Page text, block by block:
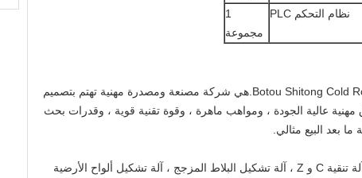
نظام التحكم PLC
1
مجموعة
هي شركة مصنعة ومصدرة مهنية تهتم بتصميم
مهنية عالية الجودة ، ومواهب ماهرة ، وقوة تقنية قوية ، وقدرات بحث
بعد البيع مثالي.
الشركة متخصصة في تصنيع آلات تشكيل الفولاذ الملون ، آلة تنقية C و Z ، آلة تشكيل البلاط المزجج ، آلة تشكيل ألواح الأرضية